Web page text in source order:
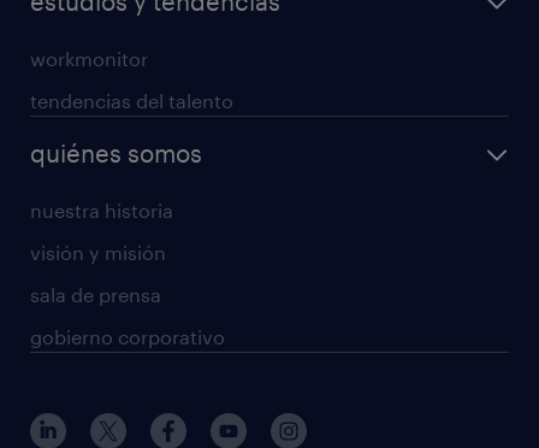
workmonitor
tendencias del talento
quiénes somos
nuestra historia
visión y misión
sala de prensa
gobierno corporativo